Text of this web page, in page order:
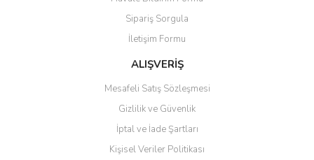
Ürün bilgilerinde hatalar bulunuyor.
Ürün fiyatı diğer sitelerden daha pahalı.
Bu ürüne benzer farklı alternatifler olmalı.
Gönder
Sipariş Sorgula
İletişim Formu
ALIŞVERİŞ
Mesafeli Satış Sözleşmesi
Gizlilik ve Güvenlik
İptal ve İade Şartları
Kişisel Veriler Politikası